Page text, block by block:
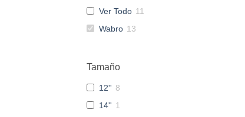
Ver Todo 11
Wabro 13
Tamaño
12'' 8
14'' 1